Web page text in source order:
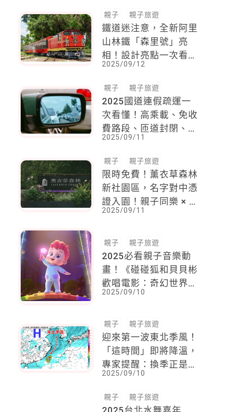
親子 親子旅遊
鐵道迷注意，全新阿里
山林鐵「森里號」亮
相！設計亮點一次看，
最快「這時間」正式上
路
2025/09/12
親子 親子旅遊
2025國道連假疏運一
次看懂！高乘載、免收
費路段、匝道封閉、煙
火管制一次看！「這時
間」最塞
2025/09/11
親子 親子旅遊
限時免費！薰衣草森林
新社園區，名字對中憑
證入園！親子同樂 × 爸
媽浪漫約會一次滿足
2025/09/11
親子 親子旅遊
2025必看親子音樂動
畫！《碰碰狐和貝貝彬
歡唱電影：奇幻世界大
冒險》10/9歡樂登場
2025/09/10
親子 親子旅遊
迎來第一波東北季風！
「這時間」即將降溫，
專家提醒：換季正是病
毒高峰，父母務必多加
提防
2025/09/10
親子 親子旅遊